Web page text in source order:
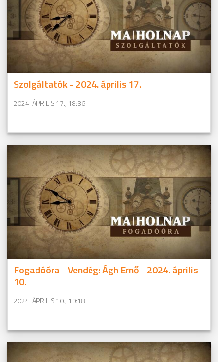
Szolgáltatók - 2024. április 17.
2024. ÁPRILIS 17., 18:36
Fogadóóra - Vendég: Ágh Ernő - 2024. április
10.
2024. ÁPRILIS 10., 10:18